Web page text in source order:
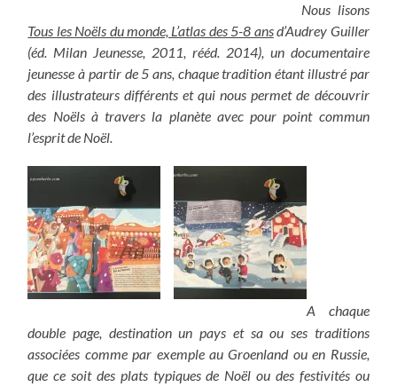
Nous lisons
Tous les Noëls du monde, L’atlas des 5-8 ansd’Audrey Guiller
(éd. Milan Jeunesse, 2011, rééd. 2014), un documentaire
jeunesse à partir de 5 ans, chaque tradition étant illustré par
des illustrateurs différents et qui nous permet de découvrir
des Noëls à travers la planète avec pour point commun
l’esprit de Noël.
A chaque
double page, destination un pays et sa ou ses traditions
associées comme par exemple au Groenland ou en Russie,
que ce soit des plats typiques de Noël ou des festivités ou